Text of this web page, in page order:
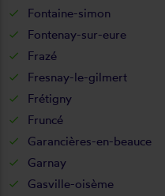
Fontaine-simon
Fontenay-sur-eure
Frazé
Fresnay-le-gilmert
Frétigny
Fruncé
Garancières-en-beauce
Garnay
Gasville-oisème